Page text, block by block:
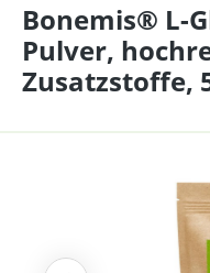
Bonemis® L-
Pulver,
Zusatzstoffe,